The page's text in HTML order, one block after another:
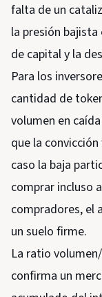
falta de un
la presión
de capital y la
Para los
cantidad de
volumen en
que la
caso la baja
comprar incluso
compradores, el
un suelo firme.
La ratio
confirma un